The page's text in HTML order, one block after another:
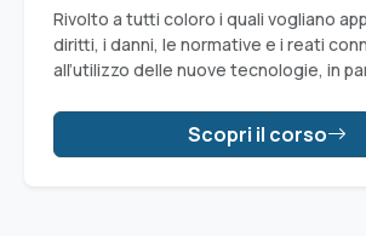
Rivolto a tutti coloro i quali vogliano
diritti, i danni, le normative e i reati
all’utilizzo delle nuove tecnologie, in
Scopri il corso